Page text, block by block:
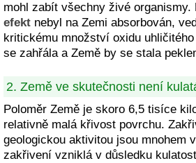
mohl zabít všechny živé organismy.
efekt nebyl na Zemi absorbován,
kritickému množství oxidu
se zahřála a Země by se stala
2. Země ve skutečnosti není
Poloměr Země je skoro 6,5 tisíce
relativně malá křivost povrchu.
geologickou aktivitou jsou mnohem
zakřivení vzniklá v důsledku